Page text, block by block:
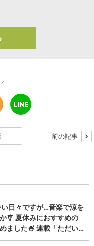
前の記事
日々ですが…音楽で涼を
🎐 夏休みにおすすめの
ました🍧 連載「ただい…